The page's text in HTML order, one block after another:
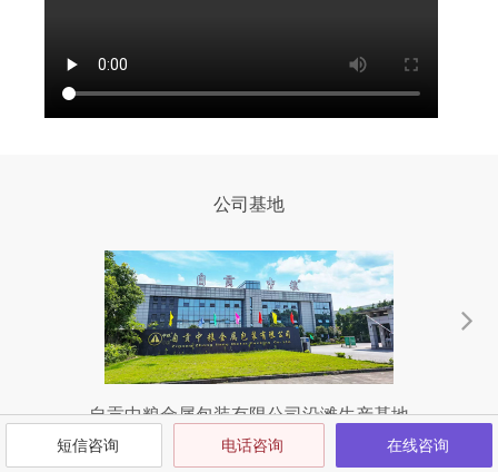
公司基地
自贡中粮金属包装有限公司沿滩生产基地
沿滩生产基地位于四川省自贡市沿滩工业集中区汇才路9-1号，于2017
短信咨询 电话咨询 在线咨询